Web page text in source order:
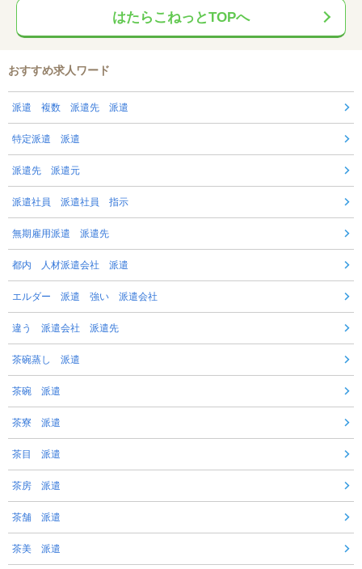
はたらこねっとTOPへ
おすすめ求人ワード
派遣 複数 派遣先 派遣
特定派遣 派遣
派遣先 派遣元
派遣社員 派遣社員 指示
無期雇用派遣 派遣先
都内 人材派遣会社 派遣
エルダー 派遣 強い 派遣会社
違う 派遣会社 派遣先
茶碗蒸し 派遣
茶碗 派遣
茶寮 派遣
茶目 派遣
茶房 派遣
茶舗 派遣
茶美 派遣